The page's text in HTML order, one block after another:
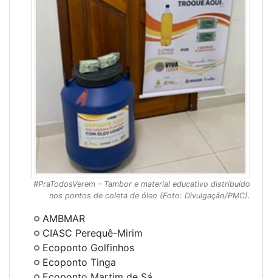
#PraTodosVerem – Tambor e material educativo distribuído
nos pontos de coleta de óleo (Foto: Divulgação/PMC).
AMBMAR
CIASC Perequê-Mirim
Ecoponto Golfinhos
Ecoponto Tinga